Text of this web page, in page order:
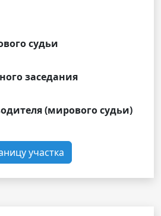
судьи
заседания
(мирового судьи)
участка